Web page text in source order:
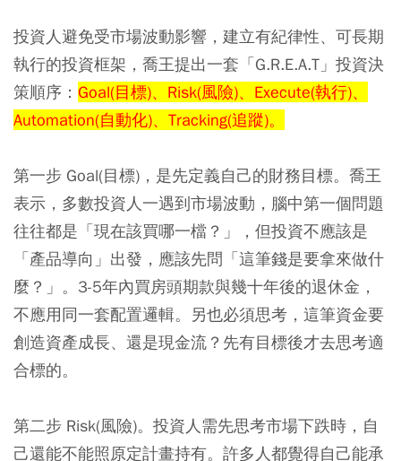
投資人避免受市場波動影響，建立有紀律性、可長期
執行的投資框架，喬王提出一套「G.R.E.A.T」投資決
策順序： Goal(目標)、Risk(風險)、Execute(執行)、
Automation(自動化)、Tracking(追蹤)。
第一步 Goal(目標) ，是先定義自己的財務目標。喬王
表示，多數投資人一遇到市場波動，腦中第一個問題
往往都是「現在該買哪一檔？」，但投資不應該是
「產品導向」出發，應該先問「這筆錢是要拿來做什
麼？」。3-5年內買房頭期款與幾十年後的退休金，
不應用同一套配置邏輯。另也必須思考，這筆資金要
創造資產成長、還是現金流？先有目標後才去思考適
合標的。
第二步 Risk(風險)。投資人需先思考市場下跌時，自
己還能不能照原定計畫持有。許多人都覺得自己能承